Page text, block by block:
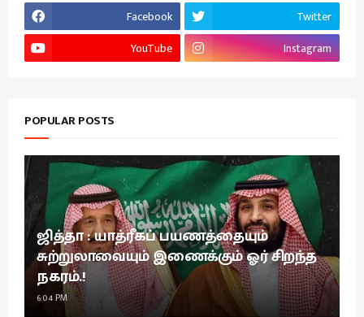
Facebook
Twitter
YouTube
Instagram
POPULAR POSTS
ஜித்தா : யாத்ரீகப் பயணத்தையும்
சுற்றுலாவையும் இணைக்கும் ஓர் சிறந்த
நகரம்.!
6:04 PM